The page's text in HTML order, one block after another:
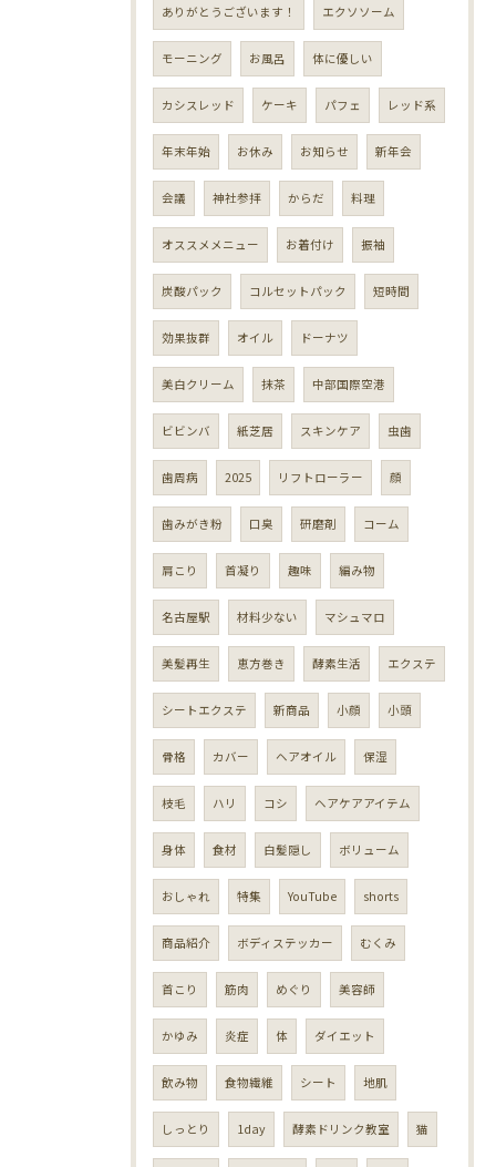
ありがとうございます！ エクソソーム
モーニング お風呂 体に優しい
カシスレッド ケーキ パフェ レッド系
年末年始 お休み お知らせ 新年会
会議 神社参拝 からだ 料理
オススメメニュー お着付け 振袖
炭酸パック コルセットパック 短時間
効果抜群 オイル ドーナツ
美白クリーム 抹茶 中部国際空港
ビビンバ 紙芝居 スキンケア 虫歯
歯周病 2025 リフトローラー 顔
歯みがき粉 口臭 研磨剤 コーム
肩こり 首凝り 趣味 編み物
名古屋駅 材料少ない マシュマロ
美髪再生 恵方巻き 酵素生活 エクステ
シートエクステ 新商品 小顔 小頭
骨格 カバー ヘアオイル 保湿
枝毛 ハリ コシ ヘアケアアイテム
身体 食材 白髪隠し ボリューム
おしゃれ 特集 YouTube shorts
商品紹介 ボディステッカー むくみ
首こり 筋肉 めぐり 美容師
かゆみ 炎症 体 ダイエット
飲み物 食物繊維 シート 地肌
しっとり 1day 酵素ドリンク教室 猫